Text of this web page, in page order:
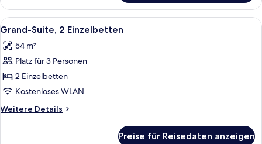
Suite,
1 King-
Bett
Alle
Fotos
für
Grand-
Suite,
2 Einzelbetten
anzeigen
Ein modernes Hotelzimmer mit
3
Grand-Suite, 2 Einzelbetten
54 m²
Platz für 3 Personen
2 Einzelbetten
Kostenloses WLAN
Weitere Details
Weitere
Preise für Reisedaten anzeigen